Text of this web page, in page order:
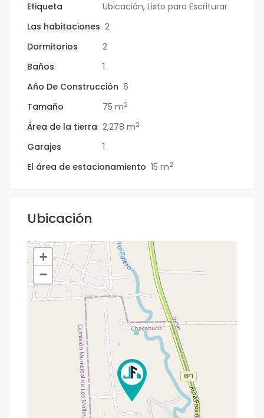
Etiqueta Ubicación, Listo para Escriturar
Las habitaciones 2
Dormitorios
2
Baños
1
Año De Construcción 6
Tamaño
75 m2
Área de la tierra 2,278 m2
Garajes
1
El área de estacionamiento 15 m2
Ubicación
+
−